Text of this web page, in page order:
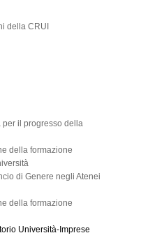
della CRUI
per il progresso della
della formazione
di Genere negli Atenei
della formazione
Università-Imprese